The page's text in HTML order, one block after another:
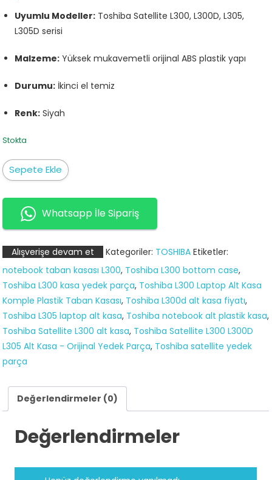
Uyumlu Modeller: Toshiba Satellite L300, L300D, L305,
L305D serisi
Malzeme: Yüksek mukavemetli orijinal ABS plastik yapı
Durumu: İkinci el temiz
Renk: Siyah
Stokta
Toshiba
Satellite
L300
Notebook
Alt
(Bottom
Case)
Siyah
adet
Sepete Ekle
Whatsapp İle Sipariş
Alışverişe devam et Kategoriler: TOSHIBA Etiketler:
notebook taban kasası L300, Toshiba L300 bottom case,
Toshiba L300 kasa yedek parça, Toshiba L300 Laptop Alt Kasa
Komple Plastik Taban Kasası, Toshiba L300d alt kasa fiyatı,
Toshiba L305 laptop alt kasa, Toshiba notebook alt plastik kasa,
Toshiba Satellite L300 alt kasa, Toshiba Satellite L300 L300D
L305 Alt Kasa - Orijinal Yedek Parça, Toshiba satellite yedek
parça
Değerlendirmeler (0)
Değerlendirmeler